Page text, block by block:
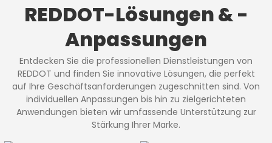
REDDOT-Lösungen & -
Anpassungen
Entdecken Sie die professionellen Dienstleistungen von
REDDOT und finden Sie innovative Lösungen, die perfekt
auf Ihre Geschäftsanforderungen zugeschnitten sind. Von
individuellen Anpassungen bis hin zu zielgerichteten
Anwendungen bieten wir umfassende Unterstützung zur
Stärkung Ihrer Marke.